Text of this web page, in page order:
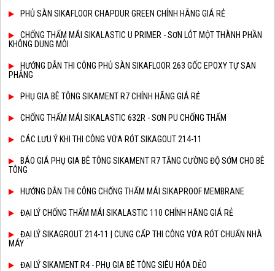
PHỦ SÀN SIKAFLOOR CHAPDUR GREEN CHÍNH HÃNG GIÁ RẺ
CHỐNG THẤM MÁI SIKALASTIC U PRIMER - SƠN LÓT MỘT THÀNH PHẦN
KHÔNG DUNG MÔI
HƯỚNG DẪN THI CÔNG PHỦ SÀN SIKAFLOOR 263 GỐC EPOXY TỰ SAN
PHẲNG
PHỤ GIA BÊ TÔNG SIKAMENT R7 CHÍNH HÃNG GIÁ RẺ
CHỐNG THẤM MÁI SIKALASTIC 632R - SƠN PU CHỐNG THẤM
CÁC LƯU Ý KHI THI CÔNG VỮA RÓT SIKAGOUT 214-11
BÁO GIÁ PHỤ GIA BÊ TÔNG SIKAMENT R7 TĂNG CƯỜNG ĐỘ SỚM CHO BÊ
TÔNG
HƯỚNG DẪN THI CÔNG CHỐNG THẤM MÁI SIKAPROOF MEMBRANE
ĐẠI LÝ CHỐNG THẤM MÁI SIKALASTIC 110 CHÍNH HÃNG GIÁ RẺ
ĐẠI LÝ SIKAGROUT 214-11 | CUNG CẤP THI CÔNG VỮA RÓT CHUẨN NHÀ
MÁY
ĐẠI LÝ SIKAMENT R4 - PHỤ GIA BÊ TÔNG SIÊU HÓA DẺO